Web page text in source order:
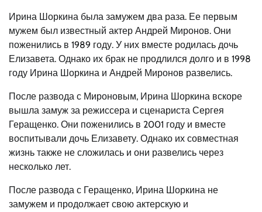
Ирина Шоркина была замужем два раза. Ее первым
мужем был известный актер Андрей Миронов. Они
поженились в 1989 году. У них вместе родилась дочь
Елизавета. Однако их брак не продлился долго и в 1998
году Ирина Шоркина и Андрей Миронов развелись.
После развода с Мироновым, Ирина Шоркина вскоре
вышла замуж за режиссера и сценариста Сергея
Геращенко. Они поженились в 2001 году и вместе
воспитывали дочь Елизавету. Однако их совместная
жизнь также не сложилась и они развелись через
несколько лет.
После развода с Геращенко, Ирина Шоркина не
замужем и продолжает свою актерскую и